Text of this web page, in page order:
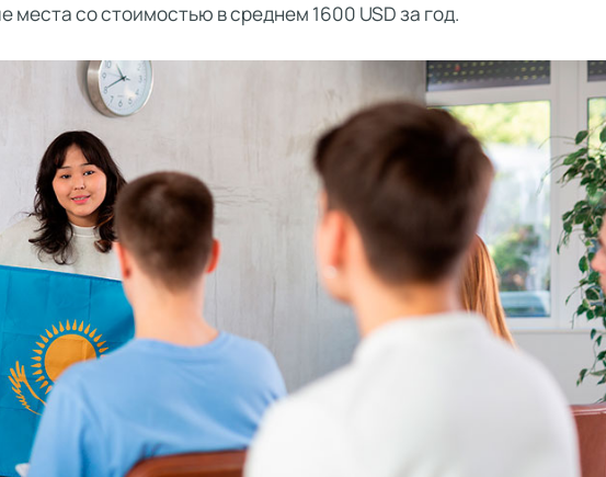
места со стоимостью в среднем 1600 USD за год.